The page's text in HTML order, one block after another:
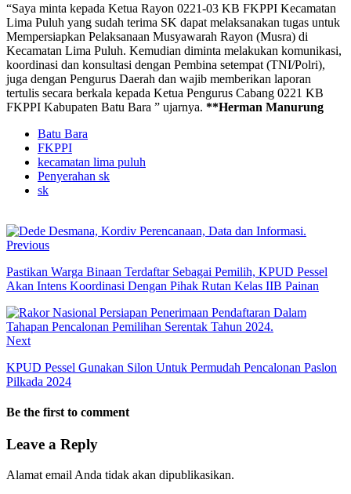
“Saya minta kepada Ketua Rayon 0221-03 KB FKPPI Kecamatan
Lima Puluh yang sudah terima SK dapat melaksanakan tugas untuk
Mempersiapkan Pelaksanaan Musyawarah Rayon (Musra) di
Kecamatan Lima Puluh. Kemudian diminta melakukan komunikasi,
koordinasi dan konsultasi dengan Pembina setempat (TNI/Polri),
juga dengan Pengurus Daerah dan wajib memberikan laporan
tertulis secara berkala kepada Ketua Pengurus Cabang 0221 KB
FKPPI Kabupaten Batu Bara ” ujarnya. **Herman Manurung
Batu Bara
FKPPI
kecamatan lima puluh
Penyerahan sk
sk
Previous
Pastikan Warga Binaan Terdaftar Sebagai Pemilih, KPUD Pessel
Akan Intens Koordinasi Dengan Pihak Rutan Kelas IIB Painan
Next
KPUD Pessel Gunakan Silon Untuk Permudah Pencalonan Paslon
Pilkada 2024
Be the first to comment
Leave a Reply
Alamat email Anda tidak akan dipublikasikan.